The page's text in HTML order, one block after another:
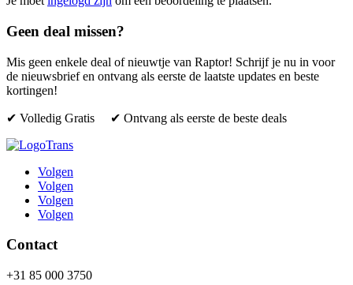
Geen deal missen?
Mis geen enkele deal of nieuwtje van Raptor! Schrijf je nu in voor
de nieuwsbrief en ontvang als eerste de laatste updates en beste
kortingen!
✔ Volledig Gratis ✔ Ontvang als eerste de beste deals
Volgen
Volgen
Volgen
Volgen
Contact
+31 85 000 3750